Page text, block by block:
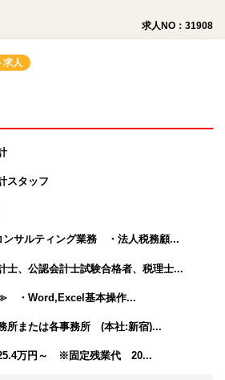
求人NO：31908
求人
スタッフ
ンサルティング業務 ・法人税務顧...
士、公認会計士試験合格者、税理士...
・Word,Excel基本操作...
所または各事務所 (本社:新宿)...
万円～ ※固定残業代 20...